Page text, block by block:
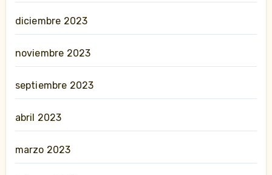
diciembre 2023
noviembre 2023
septiembre 2023
abril 2023
marzo 2023